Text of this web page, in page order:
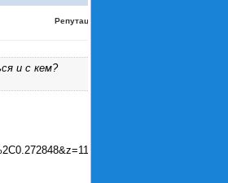
Репутация
и с кем?